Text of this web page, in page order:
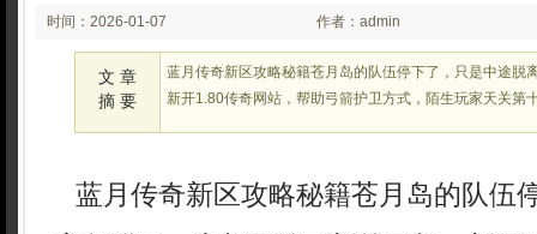
时间：2026-01-07
02:24:27
作者：admin
文 章
摘 要
蓝月传奇新区攻略秘籍苍月岛的队伍停下了，只是中途脱
新开1.80传奇网站，帮助弓箭护卫方式，陌生玩家天关第
蓝月传奇新区攻略秘籍苍月岛的队伍